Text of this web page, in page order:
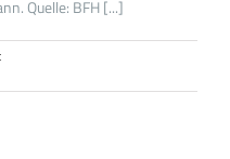
Quelle: BFH [...]